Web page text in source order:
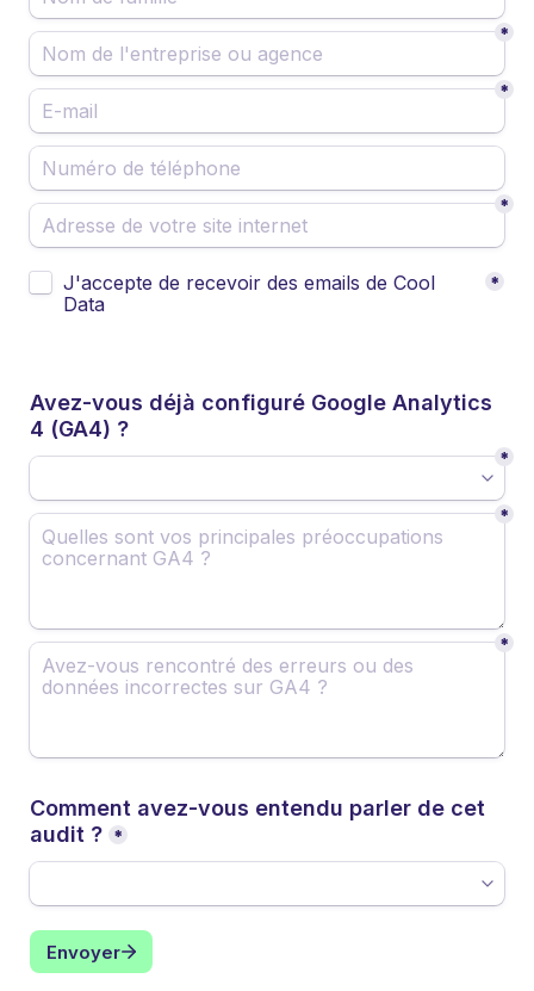
*
*
*
Untitled checkboxes field
J'accepte de recevoir des emails de Cool
Data
*
Avez-vous déjà configuré Google Analytics
*
*
*
Comment avez-vous entendu parler de cet
audit ? *
Envoyer